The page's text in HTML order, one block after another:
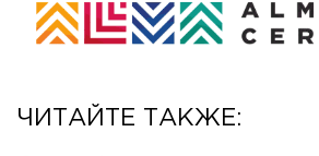
ЧИТАЙТЕ ТАКЖЕ: